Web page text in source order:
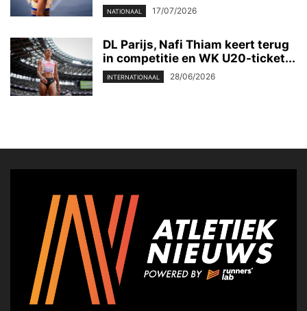
NATIONAAL 17/07/2026
DL Parijs, Nafi Thiam keert terug
in competitie en WK U20-ticket...
INTERNATIONAAL 28/06/2026